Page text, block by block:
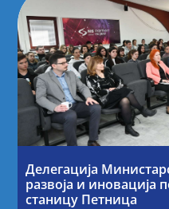
Делегација
развоја и иновација
станицу Петница